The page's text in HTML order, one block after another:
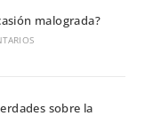
malograda?
sobre la